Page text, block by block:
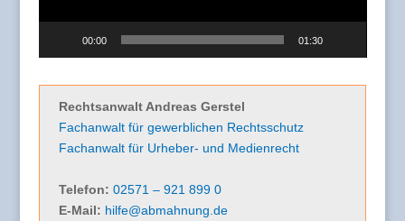
00:00 01:30
Rechtsanwalt Andreas Gerstel
Fachanwalt für gewerblichen Rechtsschutz
Fachanwalt für Urheber- und Medienrecht
Telefon: 02571 – 921 899 0
E-Mail: hilfe@abmahnung.de